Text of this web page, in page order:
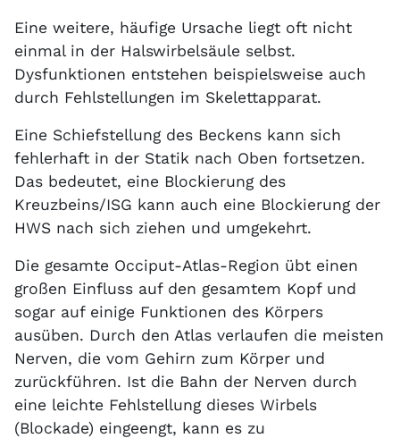
Eine weitere, häufige Ursache liegt oft nicht
einmal in der Halswirbelsäule selbst.
Dysfunktionen entstehen beispielsweise auch
durch Fehlstellungen im Skelettapparat.
Eine Schiefstellung des Beckens kann sich
fehlerhaft in der Statik nach Oben fortsetzen.
Das bedeutet, eine Blockierung des
Kreuzbeins/ISG kann auch eine Blockierung der
HWS nach sich ziehen und umgekehrt.
Die gesamte Occiput-Atlas-Region übt einen
großen Einfluss auf den gesamtem Kopf und
sogar auf einige Funktionen des Körpers
ausüben. Durch den Atlas verlaufen die meisten
Nerven, die vom Gehirn zum Körper und
zurückführen. Ist die Bahn der Nerven durch
eine leichte Fehlstellung dieses Wirbels
(Blockade) eingeengt, kann es zu